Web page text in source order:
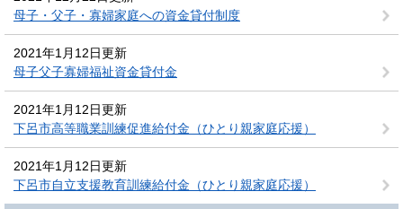
母子・父子・寡婦家庭への資金貸付制度
2021年1月12日更新
母子父子寡婦福祉資金貸付金
2021年1月12日更新
下呂市高等職業訓練促進給付金（ひとり親家庭応援）
2021年1月12日更新
下呂市自立支援教育訓練給付金（ひとり親家庭応援）